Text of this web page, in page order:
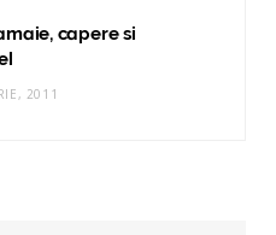
capere si
2011